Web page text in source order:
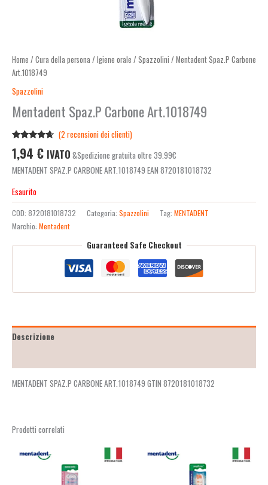
Home / Cura della persona / Igiene orale / Spazzolini / Mentadent Spaz.P Carbone
Art.1018749
Spazzolini
Mentadent Spaz.P Carbone Art.1018749
4.50 su 5
su base
di
(2 recensioni dei clienti)
1,94 € IVATO &Spedizione gratuita oltre 39.99€
MENTADENT SPAZ.P CARBONE ART.1018749 EAN 8720181018732
Esaurito
COD: 8720181018732 Categoria: Spazzolini Tag: MENTADENT
Marchio: Mentadent
Guaranteed Safe Checkout
Descrizione
MENTADENT SPAZ.P CARBONE ART.1018749 GTIN 8720181018732
Prodotti correlati